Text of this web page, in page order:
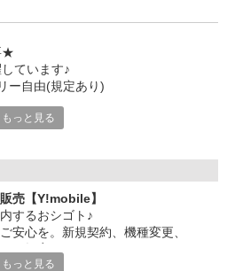
○。・゜+゜
★
ています♪
ー自由(規定あり)
験スタート。
評です♪
ン、
ンス♪
もっと見る
売【Y!mobile】
するおシゴト♪
安心を。新規契約、機種変更、
もっと見る